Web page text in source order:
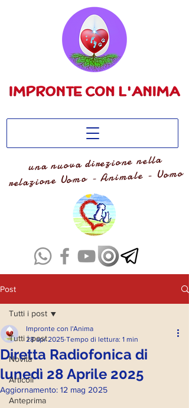
una nuova direzione nella
relazione Uomo - Animale - Uomo
Post
Tutti i post
Novità
Articoli
Anteprima
Tutti i post
Diretta Radiofonica di
lunedì 28 Aprile 2025
Impronte con l'Anima
28 apr 2025 Tempo di lettura: 1 min
Aggiornamento: 12 mag 2025